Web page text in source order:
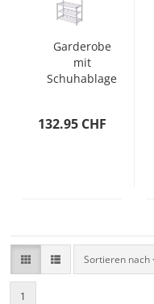
Garderobe
mit
Schuhablage
132.95 CHF
Sortieren nach
Sortieren nach
1